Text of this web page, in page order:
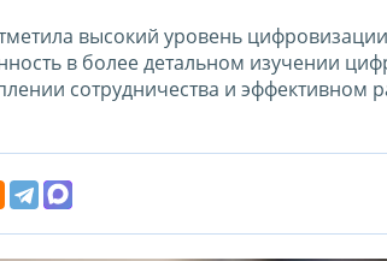
высокий уровень
в более детальном изучении
сотрудничества и эффективном